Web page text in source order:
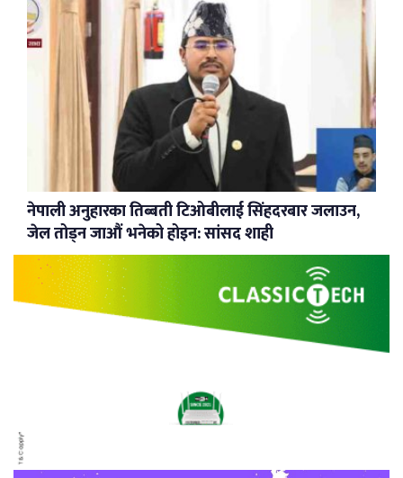
नेपाली अनुहारका तिब्बती टिओबीलाई सिंहदरबार जलाउन,
जेल तोड्न जाऔं भनेको होइन: सांसद शाही